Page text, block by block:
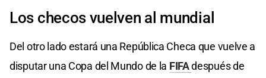
Los checos vuelven al mundial
Del otro lado estará una República Checa que vuelve a
disputar una Copa del Mundo de la FIFAdespués de